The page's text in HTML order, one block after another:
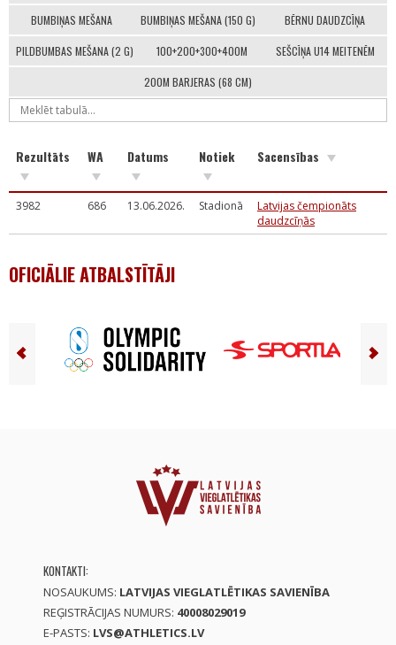
BUMBIŅAS MEŠANA BUMBIŅAS MEŠANA (150 G) BĒRNU DAUDZCĪŅA
PILDBUMBAS MEŠANA (2 G) 100+200+300+400M SEŠCĪŅA U14 MEITENĒM
200M BARJERAS (68 CM)
Rezultāts WA Datums Notiek Sacensības
3982 686 13.06.2026. Stadionā
Latvijas čempionāts
daudzcīņās
OFICIĀLIE ATBALSTĪTĀJI
KONTAKTI:
NOSAUKUMS: LATVIJAS VIEGLATLĒTIKAS SAVIENĪBA
REĢISTRĀCIJAS NUMURS: 40008029019
E-PASTS: LVS@ATHLETICS.LV